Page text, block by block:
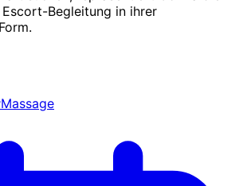
Begleitung in ihrer